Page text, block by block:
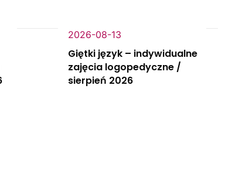
2026-08-13
Giętki język – indywidualne
zajęcia logopedyczne /
sierpień 2026